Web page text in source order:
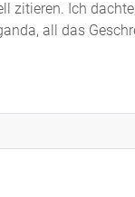
zitieren. Ich
all das